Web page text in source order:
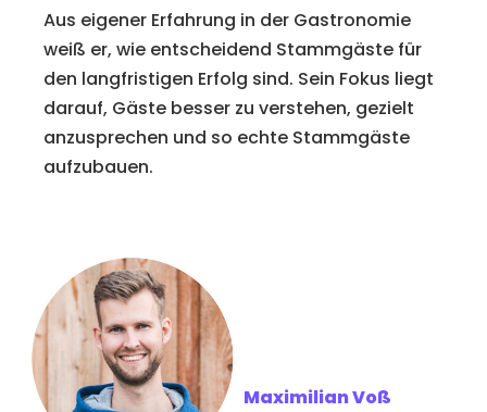
Aus eigener Erfahrung in der Gastronomie
weiß er, wie entscheidend Stammgäste für
den langfristigen Erfolg sind. Sein Fokus liegt
darauf, Gäste besser zu verstehen, gezielt
anzusprechen und so echte Stammgäste
aufzubauen.
Maximilian Voß